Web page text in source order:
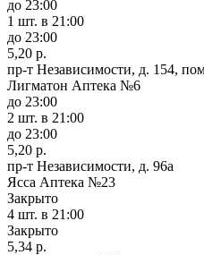
до 23:00
1 шт. в 21:00
до 23:00
5,20 р.
пр-т Независимости, д. 154,
Лигматон Аптека №6
до 23:00
2 шт. в 21:00
до 23:00
5,20 р.
пр-т Независимости, д. 96а
Ясса Аптека №23
Закрыто
4 шт. в 21:00
Закрыто
5,34 р.